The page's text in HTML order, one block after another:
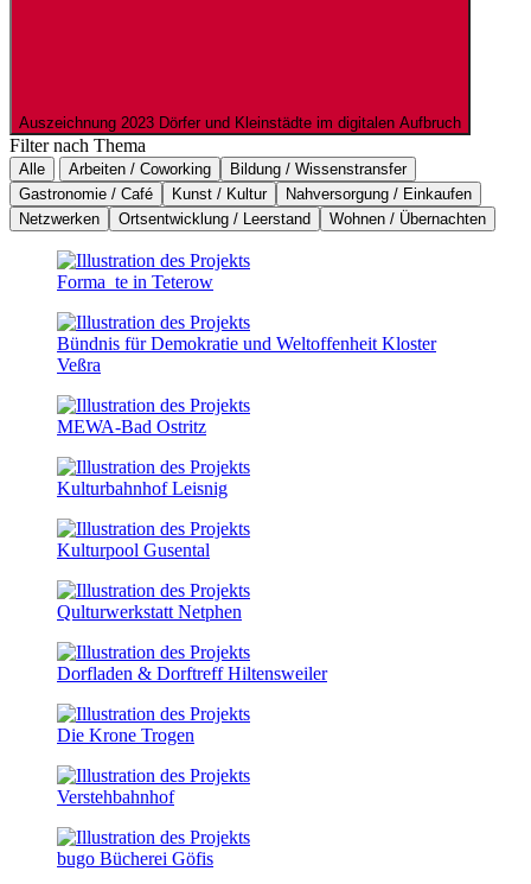
Auszeichnung 2023 Dörfer und Kleinstädte im digitalen Aufbruch
Filter nach Thema
Alle Arbeiten / Coworking
Bildung / Wissenstransfer
Gastronomie / Café
Kunst / Kultur
Nahversorgung / Einkaufen
Netzwerken
Ortsentwicklung / Leerstand Wohnen / Übernachten
Forma_te in Teterow
Bündnis für Demokratie und Weltoffenheit Kloster
Veßra
MEWA-Bad Ostritz
Kulturbahnhof Leisnig
Kulturpool Gusental
Qulturwerkstatt Netphen
Dorfladen & Dorftreff Hiltensweiler
Die Krone Trogen
Verstehbahnhof
bugo Bücherei Göfis